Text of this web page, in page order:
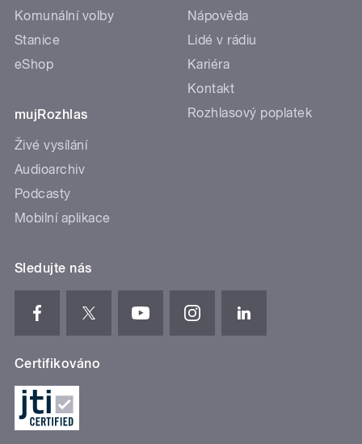
Komunální volby
Stanice
eShop
mujRozhlas
Živé vysílání
Audioarchiv
Podcasty
Mobilní aplikace
Nápověda
Lidé v rádiu
Kariéra
Kontakt
Rozhlasový poplatek
Sledujte nás
Certifikováno